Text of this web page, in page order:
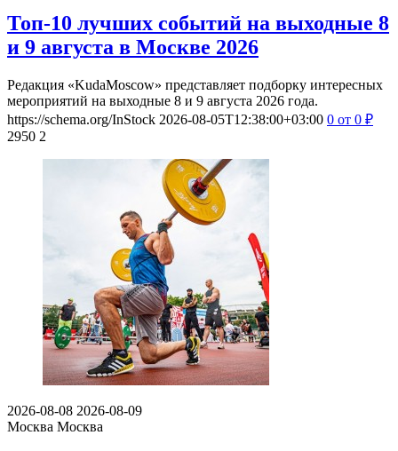
Топ-10 лучших событий на выходные 8
и 9 августа в Москве 2026
Редакция «KudaMoscow» представляет подборку интересных
мероприятий на выходные 8 и 9 августа 2026 года.
https://schema.org/InStock 2026-08-05T12:38:00+03:00 0 от 0 ₽
2950 2
2026-08-08 2026-08-09
Москва Москва